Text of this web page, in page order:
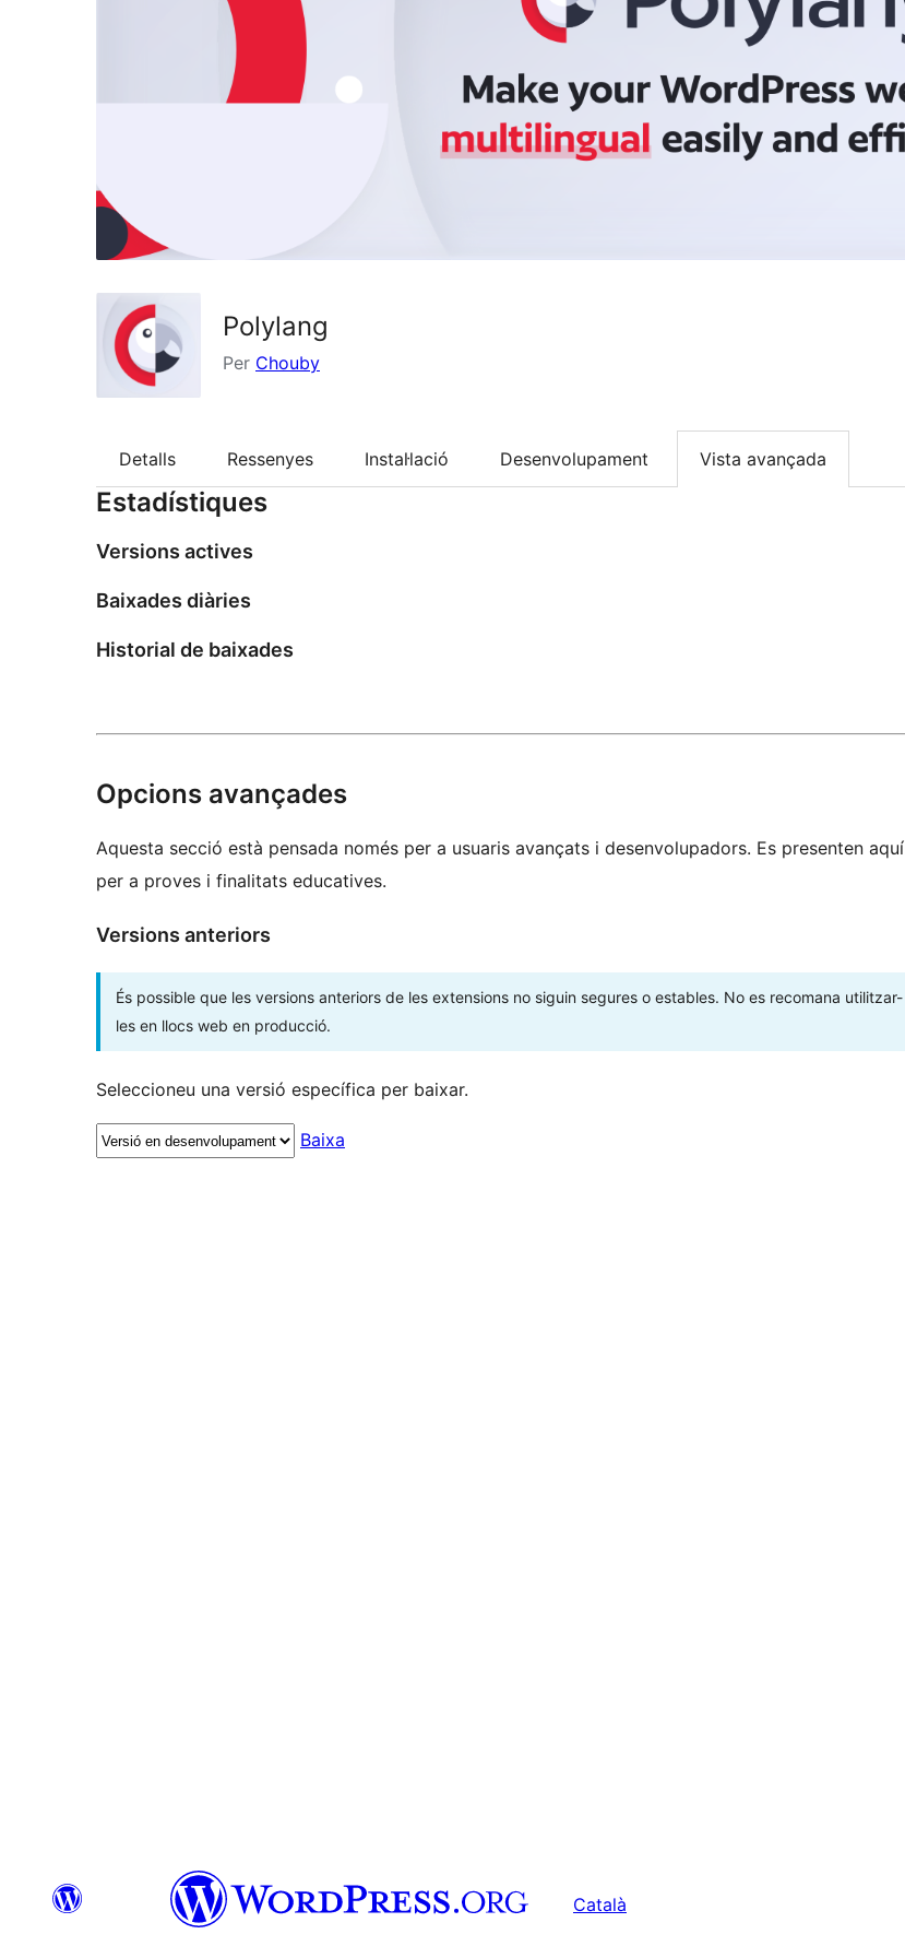
Polylang
Per Chouby
Detalls Ressenyes Instal·lació Desenvolupament Vista avançada
Estadístiques
Versions actives
Baixades diàries
Historial de baixades
Opcions avançades
Aquesta secció està pensada només per a usuaris avançats i desenvolupadors. Es presenten aquí
per a proves i finalitats educatives.
Versions anteriors
És possible que les versions anteriors de les extensions no siguin segures o estables. No es recomana utilitzar-
les en llocs web en producció.
Seleccioneu una versió específica per baixar.
Baixa
Català